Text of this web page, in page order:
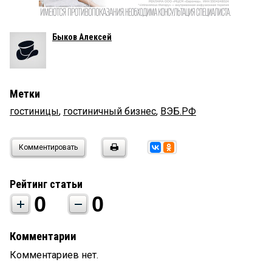
Быков Алексей
Метки
гостиницы, гостиничный бизнес, ВЭБ.РФ
Комментировать
Рейтинг статьи
0 0
Комментарии
Комментариев нет.